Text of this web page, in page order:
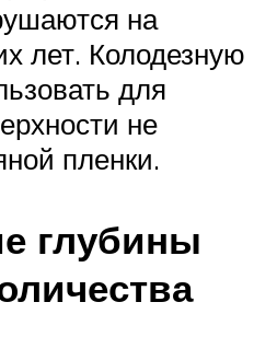
на
лет. Колодезную
для
не
пленки.
глубины